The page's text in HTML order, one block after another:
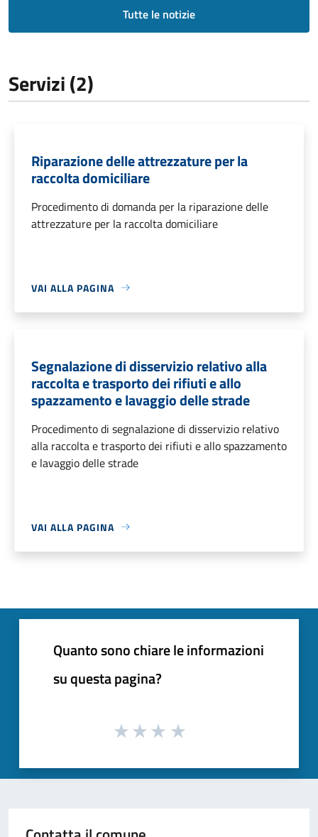
Tutte le notizie
Servizi (2)
Riparazione delle attrezzature per la
raccolta domiciliare
Procedimento di domanda per la riparazione delle
attrezzature per la raccolta domiciliare
VAI ALLA PAGINA
Segnalazione di disservizio relativo alla
raccolta e trasporto dei rifiuti e allo
spazzamento e lavaggio delle strade
Procedimento di segnalazione di disservizio relativo
alla raccolta e trasporto dei rifiuti e allo spazzamento
e lavaggio delle strade
VAI ALLA PAGINA
Quanto sono chiare le informazioni
su questa pagina?